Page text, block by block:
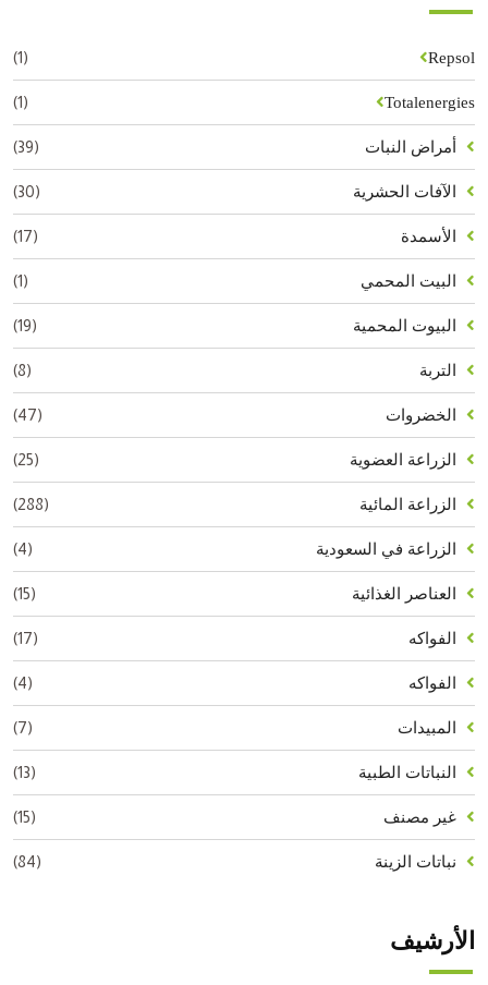
Repsol
(1)
Totalenergies
(1)
أمراض النبات (39)
الآفات الحشرية (30)
الأسمدة (17)
البيت المحمي (1)
البيوت المحمية (19)
التربة (8)
الخضروات (47)
الزراعة العضوية (25)
الزراعة المائية (288)
الزراعة في السعودية (4)
العناصر الغذائية (15)
الفواكه (17)
الفواكه (4)
المبيدات (7)
النباتات الطبية (13)
غير مصنف (15)
نباتات الزينة (84)
الأرشيف